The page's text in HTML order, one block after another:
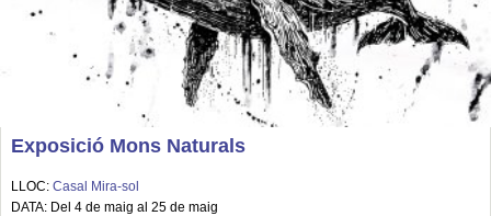
Exposició Mons Naturals
LLOC: Casal Mira-sol
DATA: Del 4 de maig al 25 de maig